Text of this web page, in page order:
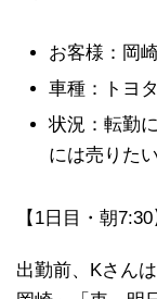
お客様：岡
車種：トヨ
状況：転勤
には売りたい
【1日目・朝7:30
出勤前、Kさん